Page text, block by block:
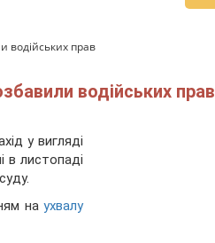
водійських прав
водійських прав
у вигляді
в листопаді
на ухвалу